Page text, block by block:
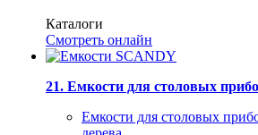
Каталоги
Смотреть онлайн
21. Емкости для столовых
Емкости для столовых